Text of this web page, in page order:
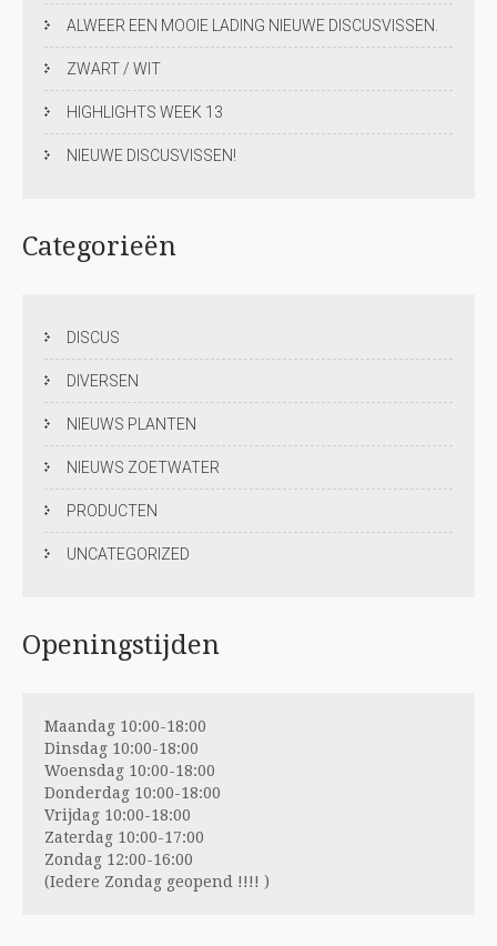
ALWEER EEN MOOIE LADING NIEUWE DISCUSVISSEN.
ZWART / WIT
HIGHLIGHTS WEEK 13
NIEUWE DISCUSVISSEN!
Categorieën
DISCUS
DIVERSEN
NIEUWS PLANTEN
NIEUWS ZOETWATER
PRODUCTEN
UNCATEGORIZED
Openingstijden
Maandag 10:00-18:00
Dinsdag 10:00-18:00
Woensdag 10:00-18:00
Donderdag 10:00-18:00
Vrijdag 10:00-18:00
Zaterdag 10:00-17:00
Zondag 12:00-16:00
(Iedere Zondag geopend !!!! )